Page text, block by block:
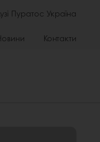
Пуратос Україна
Контакти